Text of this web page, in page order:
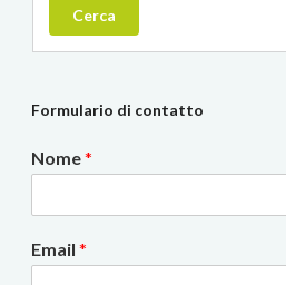
Cerca
Formulario di contatto
Nome*
Email *